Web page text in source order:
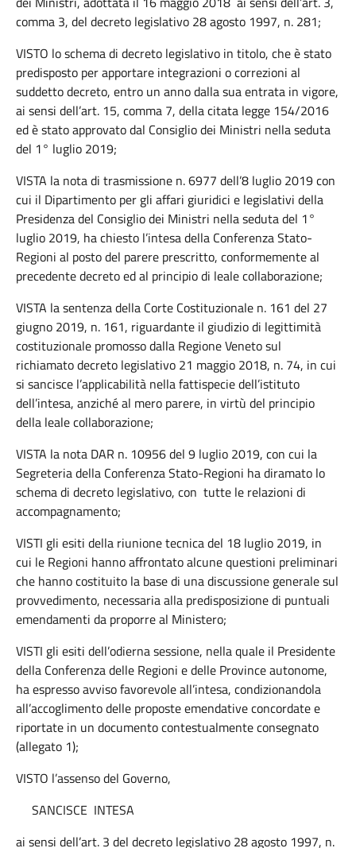
comma 3, del decreto legislativo 28 agosto 1997, n. 281;
VISTO lo schema di decreto legislativo in titolo, che è stato
predisposto per apportare integrazioni o correzioni al
suddetto decreto, entro un anno dalla sua entrata in vigore,
ai sensi dell’art. 15, comma 7, della citata legge 154/2016
ed è stato approvato dal Consiglio dei Ministri nella seduta
del 1° luglio 2019;
VISTA la nota di trasmissione n. 6977 dell’8 luglio 2019 con
cui il Dipartimento per gli affari giuridici e legislativi della
Presidenza del Consiglio dei Ministri nella seduta del 1°
luglio 2019, ha chiesto l’intesa della Conferenza Stato-
Regioni al posto del parere prescritto, conformemente al
precedente decreto ed al principio di leale collaborazione;
VISTA la sentenza della Corte Costituzionale n. 161 del 27
giugno 2019, n. 161, riguardante il giudizio di legittimità
costituzionale promosso dalla Regione Veneto sul
richiamato decreto legislativo 21 maggio 2018, n. 74, in cui
si sancisce l’applicabilità nella fattispecie dell’istituto
dell’intesa, anziché al mero parere, in virtù del principio
della leale collaborazione;
VISTA la nota DAR n. 10956 del 9 luglio 2019, con cui la
Segreteria della Conferenza Stato-Regioni ha diramato lo
schema di decreto legislativo, con tutte le relazioni di
accompagnamento;
VISTI gli esiti della riunione tecnica del 18 luglio 2019, in
cui le Regioni hanno affrontato alcune questioni preliminari
che hanno costituito la base di una discussione generale sul
provvedimento, necessaria alla predisposizione di puntuali
emendamenti da proporre al Ministero;
VISTI gli esiti dell’odierna sessione, nella quale il Presidente
della Conferenza delle Regioni e delle Province autonome,
ha espresso avviso favorevole all’intesa, condizionandola
all’accoglimento delle proposte emendative concordate e
riportate in un documento contestualmente consegnato
(allegato 1);
VISTO l’assenso del Governo,
SANCISCE INTESA
ai sensi dell’art. 3 del decreto legislativo 28 agosto 1997, n.